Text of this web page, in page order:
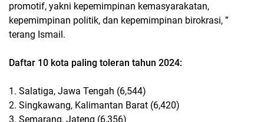
promotif, yakni kepemimpinan kemasyarakatan,
kepemimpinan politik, dan kepemimpinan birokrasi, ”
terang Ismail.
Daftar 10 kota paling toleran tahun 2024:
1. Salatiga, Jawa Tengah (6,544)
2. Singkawang, Kalimantan Barat (6,420)
3. Semarang, Jateng (6,356)